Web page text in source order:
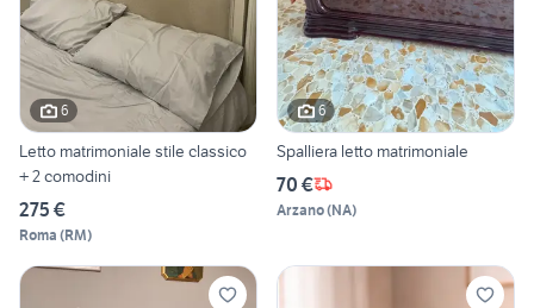
6
Letto matrimoniale stile classico
+ 2 comodini
275 €
Roma (RM)
6
Spalliera letto matrimoniale
70 €
Arzano(NA)